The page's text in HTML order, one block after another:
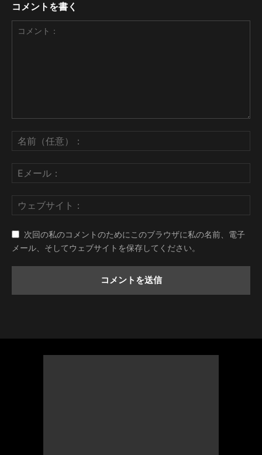
コメントを書く
次回の私のコメントのためにこのブラウザに私の名前、電子
メール、そしてウェブサイトを保存してください。